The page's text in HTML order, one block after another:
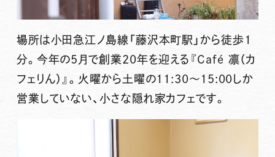
場所は小田急江ノ島線「藤沢本町駅」から徒歩1
分。今年の5月で創業20年を迎える 『Café 凛（カ
フェりん）』。 火曜から土曜の11:30～15:00しか
営業していない、小さな隠れ家カフェです。